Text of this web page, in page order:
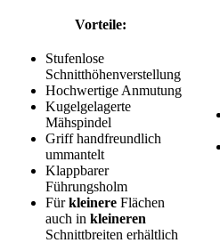
Vorteile:
Stufenlose
Schnitthöhenverstellung
Hochwertige Anmutung
Kugelgelagerte
Mähspindel
Griff handfreundlich
ummantelt
Klappbarer
Führungsholm
Fürkleinere Flächen
auch in kleineren
Schnittbreiten erhältlich